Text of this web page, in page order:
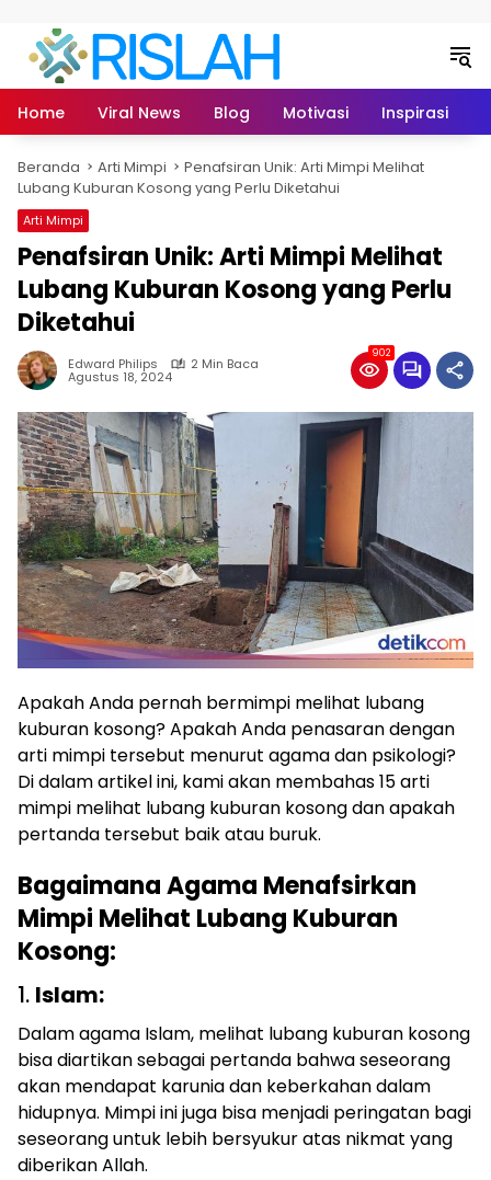
Home Viral News Blog Motivasi Inspirasi
Beranda Arti Mimpi
Penafsiran Unik: Arti Mimpi Melihat
Lubang Kuburan Kosong yang Perlu Diketahui
Arti Mimpi
Penafsiran Unik: Arti Mimpi Melihat
Lubang Kuburan Kosong yang Perlu
Diketahui
Edward Philips 2 Min Baca
Agustus 18, 2024
902
Apakah Anda pernah bermimpi melihat lubang
kuburan kosong? Apakah Anda penasaran dengan
arti mimpi tersebut menurut agama dan psikologi?
Di dalam artikel ini, kami akan membahas 15 arti
mimpi melihat lubang kuburan kosong dan apakah
pertanda tersebut baik atau buruk.
Bagaimana Agama Menafsirkan
Mimpi Melihat Lubang Kuburan
Kosong:
1. Islam:
Dalam agama Islam, melihat lubang kuburan kosong
bisa diartikan sebagai pertanda bahwa seseorang
akan mendapat karunia dan keberkahan dalam
hidupnya. Mimpi ini juga bisa menjadi peringatan bagi
seseorang untuk lebih bersyukur atas nikmat yang
diberikan Allah.